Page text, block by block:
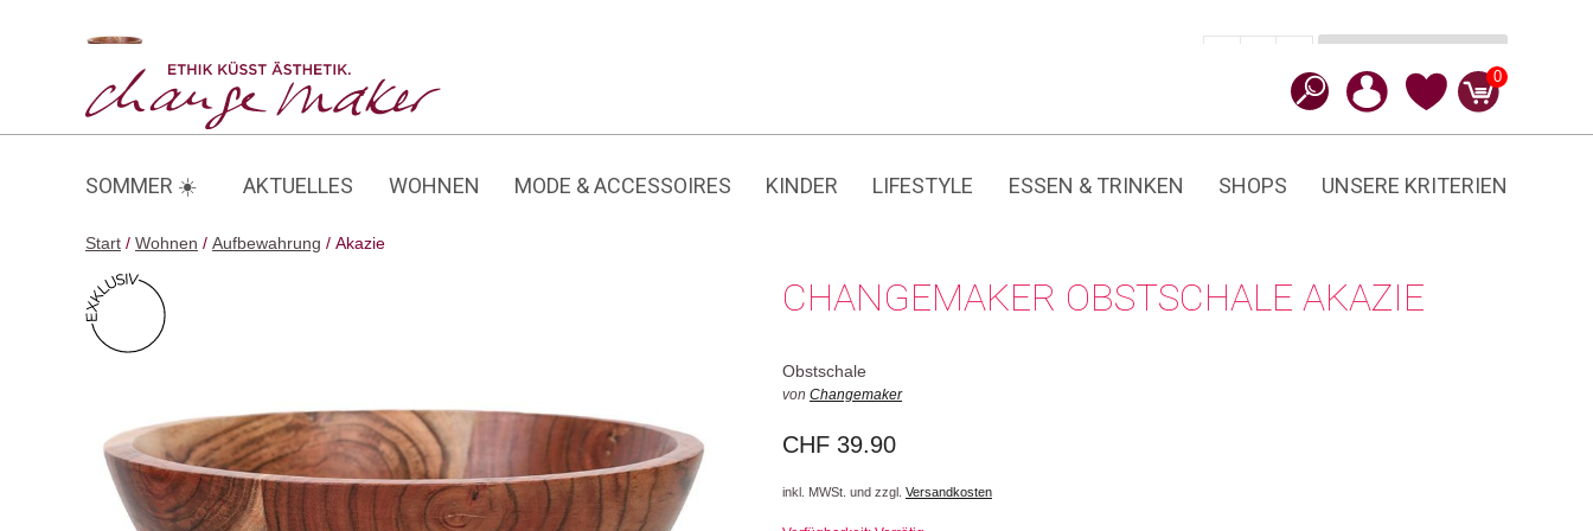
0
SOMMER ☀️ AKTUELLES WOHNEN MODE & ACCESSOIRES KINDER LIFESTYLE ESSEN & TRINKEN SHOPS UNSERE KRITERIEN
Start / Wohnen / Aufbewahrung / Akazie
CHANGEMAKER OBSTSCHALE AKAZIE
Obstschale
von Changemaker
CHF 39.90
inkl. MWSt. und zzgl. Versandkosten